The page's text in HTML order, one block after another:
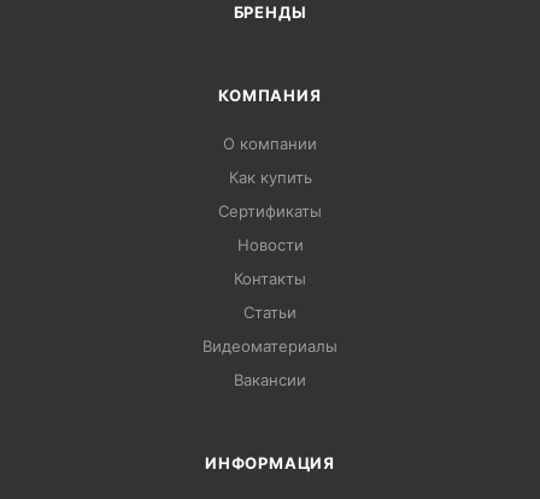
БРЕНДЫ
КОМПАНИЯ
О компании
Как купить
Сертификаты
Новости
Контакты
Статьи
Видеоматериалы
Вакансии
ИНФОРМАЦИЯ